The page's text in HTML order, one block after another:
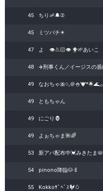
45 ちり🦐🔔②
45 ミツバチ☀
47 よ 👁👃🏻👁 🐥🌱あいこ
48 ✈️刑事くん／イージスの盾‪
49 なおちゃ🎀𓏸𓈒＠🍚🐮*🌟🌊𓈒𓂂
49 ともちゃん
49 にごり🦍
49 よぉちゃま🌺🌈
53 新アバ配布中💓みきたま
54 pinono降臨🐶🍼
55 Kokkoｻﾞﾍﾞｽ🐓🥚